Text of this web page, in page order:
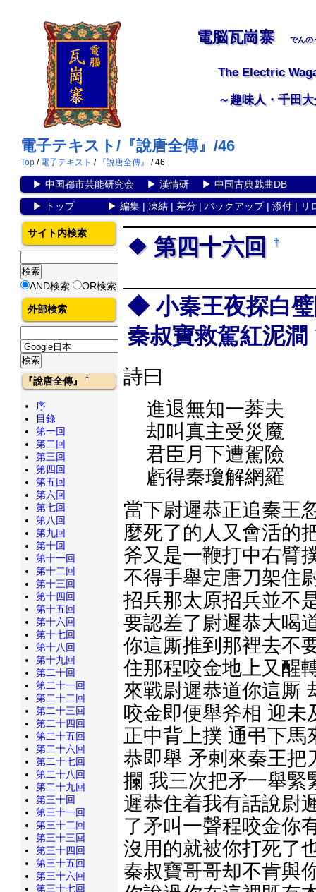
電脳瓦崗寨 でんの
The Electric
～趣味人・千田
電子テキスト/『說唐全傳』/46
Top / 電子テキスト / 『說唐全傳』 / 46
▶ 中国都市芸能研究会▶ 漢情研▶ 中国古典戯曲DB
▶
トップ▶ 編集| 凍結| 差分| バックアップ| 添付| リ
第四十六回 †
小秦王夜探白
秦叔寶救駕紅泥澗
詩曰
進退無知一莾夫
却叫真主受災魔
君臣月下遭駕險
虧得秦瓊解網羅
當下尉遲恭正追秦王
麼死了的人又會活的
斧又是一鞭打中右臂
不得手舉定唐刀架住
招兵那太原招兵並不
要認差了尉遲恭大喝
你這厮推到那裡去不
住那程咬金地上又醒
來戰尉遲恭道你這厮
咬金即便舉斧相 迎未
正中背上撲 通弔下馬
恭即舉 矛剌來秦王把
攔 我三次把矛一舉緊
遲恭住着我有話說尉
了矛叫一聲程咬金你
沒用的就被你打死了
秦叔寶哥哥却不肯與
サイト内検索
AND検索 OR検索
外部検索
『說唐全傳』†
序
目錄
第一回
第二回
第三回
第四回
第五回
第六回
第七回
第八回
第九回
第十回
第十一回
第十二回
第十三回
第十四回
第十五回
第十六回
第十七回
第十八回
第十九回
第二十回
第二十一回
第二十二回
第二十三回
第二十四回
第二十五回
第二十六回
第二十七回
第二十八回
第二十九回
第三十回
第三十一回
第三十二回
第三十三回
第三十四回
第三十五回
第三十六回
第三十七回